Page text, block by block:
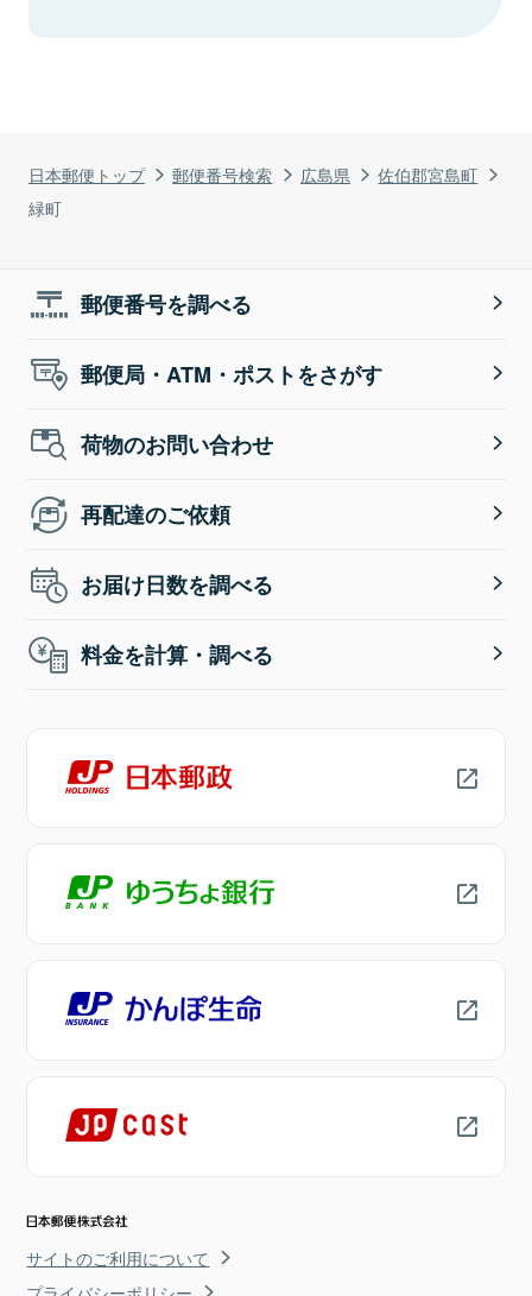
日本郵便トップ 郵便番号検索 広島県
佐伯郡宮島町
緑町
郵便番号を調べる
郵便局・ATM・ポストをさがす
荷物のお問い合わせ
再配達のご依頼
お届け日数を調べる
料金を計算・調べる
サイトのご利用について